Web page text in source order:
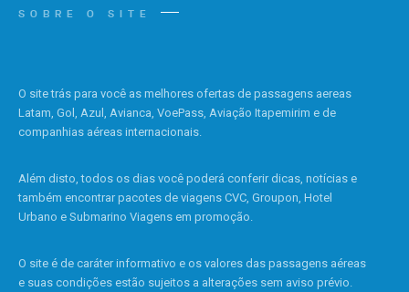
SOBRE O SITE
O site trás para você as melhores ofertas de passagens aereas
Latam, Gol, Azul, Avianca, VoePass, Aviação Itapemirim e de
companhias aéreas internacionais.
Além disto, todos os dias você poderá conferir dicas, notícias e
também encontrar pacotes de viagens CVC, Groupon, Hotel
Urbano e Submarino Viagens em promoção.
O site é de caráter informativo e os valores das passagens aéreas
e suas condições estão sujeitos a alterações sem aviso prévio.